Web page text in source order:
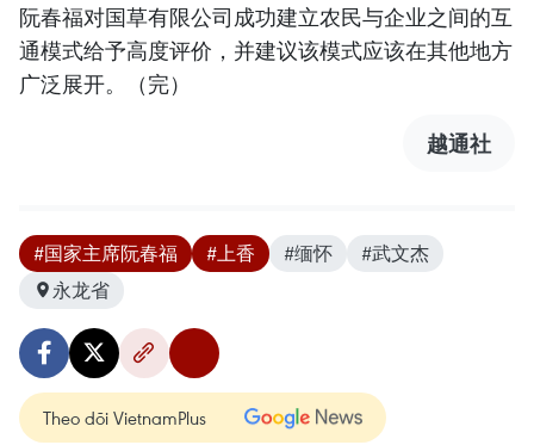
阮春福对国草有限公司成功建立农民与企业之间的互
通模式给予高度评价，并建议该模式应该在其他地方
广泛展开。（完）
越通社
#国家主席阮春福 #上香 #缅怀
#武文杰
永龙省
Theo dõi VietnamPlus